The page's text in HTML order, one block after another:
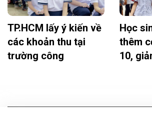
TP.HCM lấy ý kiến về
các khoản thu tại
trường công
Học
thêm
10,